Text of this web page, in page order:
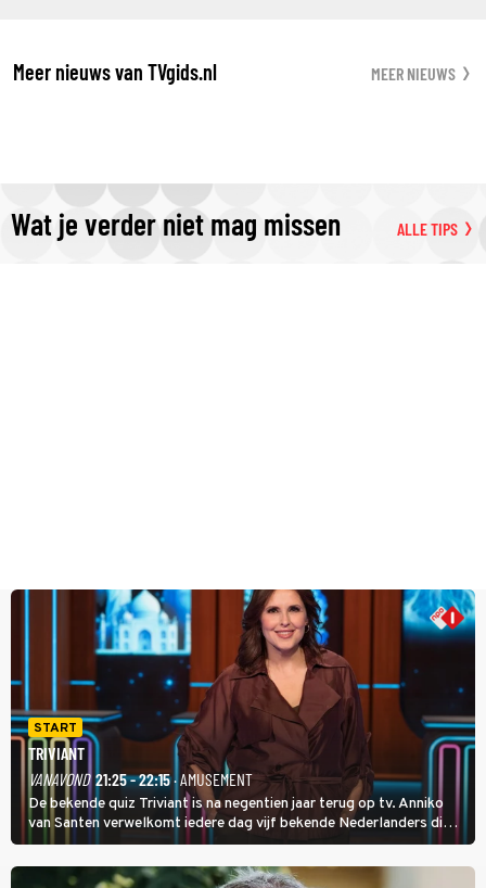
Meer nieuws van TVgids.nl MEER NIEUWS
Wat je verder niet mag missen ALLE TIPS
START
TRIVIANT
VANAVOND 21:25 - 22:15· AMUSEMENT
De bekende quiz Triviant is na negentien jaar terug op tv. Anniko
van Santen verwelkomt iedere dag vijf bekende Nederlanders die
vragen beantwoorden in verschillende categorieën. De beste
speler gaat direct door naar de finaleweek.